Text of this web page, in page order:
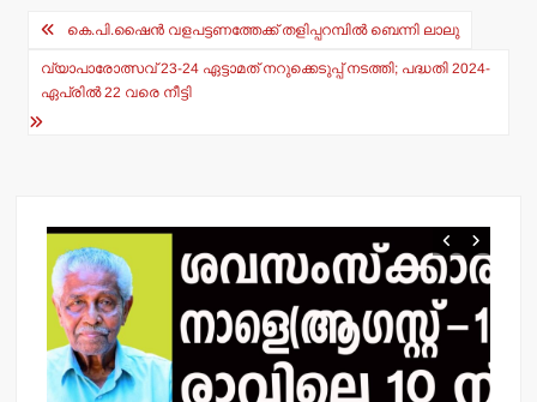
A
p
p
b
o
o
Post
navigation
കെ.പി.ഷൈന്‍ വളപട്ടണത്തേക്ക് തളിപ്പറമ്പില്‍ ബെന്നി ലാലു
വ്യാപാരോത്സവ് 23-24 ഏട്ടാമത് നറുക്കെടുപ്പ് നടത്തി; പദ്ധതി 2024-
ഏപ്രില്‍ 22 വരെ നീട്ടി